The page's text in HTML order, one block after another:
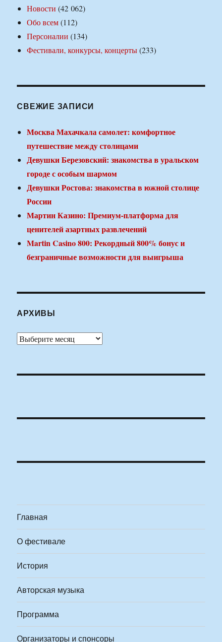
Новости (42 062)
Обо всем(112)
Персоналии (134)
Фестивали, конкурсы, концерты(233)
СВЕЖИЕ ЗАПИСИ
Москва Махачкала самолет: комфортное
путешествие между столицами
Девушки Березовский: знакомства в уральском
городе с особым шармом
Девушки Ростова: знакомства в южной столице
России
Мартин Казино: Премиум-платформа для
ценителей азартных развлечений
Martin Casino 800: Рекордный 800% бонус и
безграничные возможности для выигрыша
АРХИВЫ
Архивы
Главная
О фестивале
История
Авторская музыка
Программа
Организаторы и спонсоры